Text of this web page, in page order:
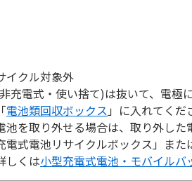
イクル対象外
充電式・使い捨て)は抜いて、電極
電池類回収ボックス 」に入れてくだ
池を取り外せる場合は、取り外し
電式電池リサイクルボックス」ま
しくは小型充電式電池・モバイル